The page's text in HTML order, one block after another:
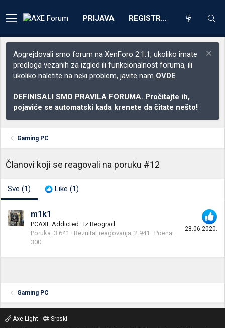
PRIJAVA REGISTRACIJA
Apgrejdovali smo forum na XenForo 2.1.1, ukoliko imate
predloga vezanih za izgled ili funkcionalnost foruma, ili
ukoliko naletite na neki problem, javite nam OVDE
DEFINISALI SMO PRAVILA FORUMA. Pročitajte ih,
pojaviće se automatski kada krenete da čitate nešto!
Gaming PC
Članovi koji se reagovali na poruku #12
Sve (1) Like (1)
28.06.2020.
m1k1
PCAXE Addicted · Iz Beograd
Poruka 3.641 Rezultat reagovanja 2.941
Poena
300
Gaming PC
Axe Light
Srpski